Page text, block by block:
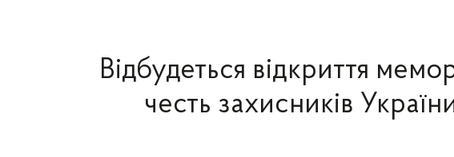
Відбудеться відкриття
честь захисників